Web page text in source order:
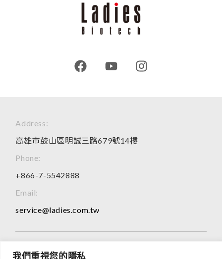
我們重視您的隱私
Address:
高雄市鼓山區明誠三路679號14樓
Phone:
+866-7-5542888
Email:
service@ladies.com.tw